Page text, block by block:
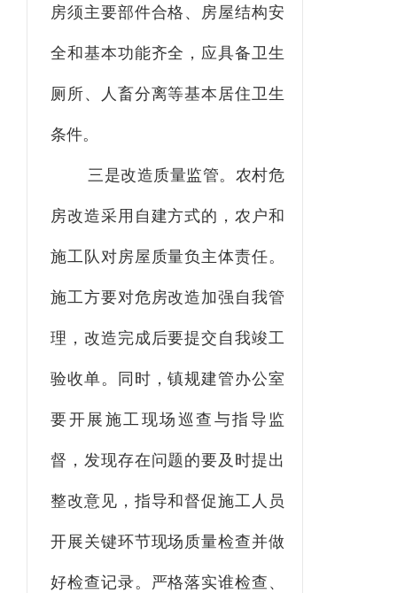
房须主要部件合格、房屋结构安
全和基本功能齐全，应具备卫生
厕所、人畜分离等基本居住卫生
条件。
三是改造质量监管。农村危
房改造采用自建方式的，农户和
施工队对房屋质量负主体责任。
施工方要对危房改造加强自我管
理，改造完成后要提交自我竣工
验收单。同时，镇规建管办公室
要开展施工现场巡查与指导监
督，发现存在问题的要及时提出
整改意见，指导和督促施工人员
开展关键环节现场质量检查并做
好检查记录。严格落实谁检查、